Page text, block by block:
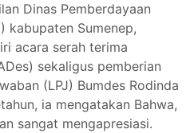
Dinas Pemberdayaan
kabupaten Sumenep,
acara serah terima
sekaligus pemberian
(LPJ) Bumdes Rodinda
ia mengatakan Bahwa,
sangat mengapresiasi.